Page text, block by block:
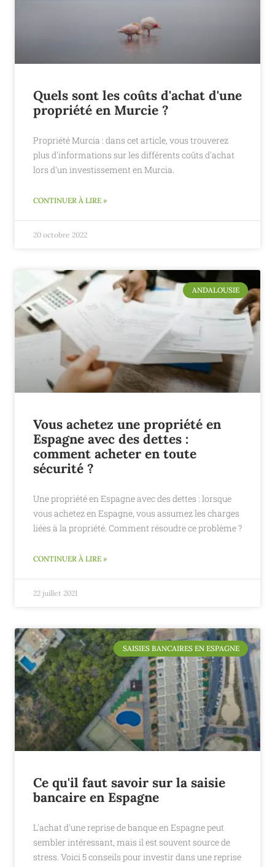
Quels sont les coûts d'achat d'une
propriété en Murcie ?
Propriété Murcia : dans cet article, vous trouverez
plus d'informations sur les différents coûts d'achat
lors d'un investissement en Murcia.
CONTINUER À LIRE »
20 octobre 2022
ANDALOUSIE
Vous achetez une propriété en
Espagne avec des dettes :
comment acheter en toute
sécurité ?
Une propriété en Espagne avec des dettes : lorsque
vous achetez en Espagne, vous assumez les charges
liées à la propriété. Comment résoudre ce problème ?
CONTINUER À LIRE »
22 juillet 2021
SAISIES BANCAIRES EN ESPAGNE
Ce qu'il faut savoir sur la saisie
bancaire en Espagne
L'achat d'une reprise de banque en Espagne peut
sembler intéressant, mais il est souvent source de
stress. Voici 5 conseils pour investir dans une reprise